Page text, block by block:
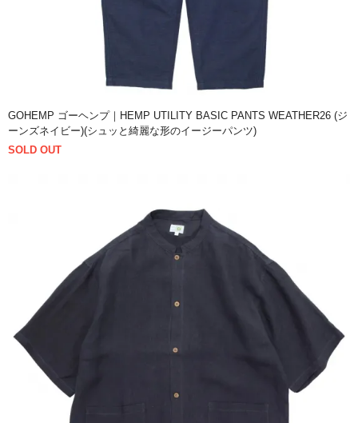
GOHEMP ゴーヘンプ｜HEMP UTILITY BASIC PANTS WEATHER26 (ジ
ーンズネイビー)(シュッと綺麗な形のイージーパンツ)
SOLD OUT